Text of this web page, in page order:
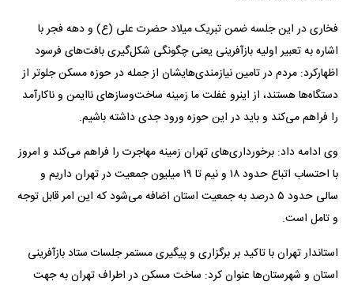
فخاری در این جلسه ضمن تبریک میلاد حضرت علی (ع) و دهه فجر با
اشاره به تعبیر اولیه بازآفرینی یعنی چگونگی شکل‌گیری بافت‌های فرسود
اظهارکرد: مردم در تامین نیازمندی‌هایشان از جمله در حوزه مسکن جلوتر از
دستگاه‌ها هستند، از اینرو غفلت ما زمینه ساخت‌وساز‌های ناایمن و ناکارآمد
را فراهم می‌کند و باید در این حوزه ورود جدی داشته باشیم.
وی ادامه داد: برخورداری‌های تهران زمینه مهاجرت را فراهم می‌کند و امروز
با احتساب اتباع حدود ۱۸ و نیم تا ۱۹ میلیون جمعیت در تهران داریم و
سالی حدود ۵ درصد به جمعیت استان اضافه می‌شود که این امر قابل توجه
و تامل است.
استاندار تهران با تاکید بر برگزاری و پیگیری مستمر جلسات ستاد بازآفرینی
استان و شهرستان‌ها عنوان کرد: ساخت مسکن در اطراف تهران به جهت